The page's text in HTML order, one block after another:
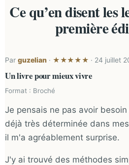
Ce qu’en disent les
première
Par guzelian · ★★★★★ · 24 juillet
Un livre pour mieux vivre
Format : Broché
Je pensais ne pas avoir
déjà très déterminée dans
il m'a agréablement surprise.
J'y ai trouvé des méthodes